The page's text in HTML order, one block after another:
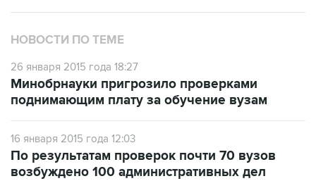
НОВОСТИ ПО ТЕМЕ
26 января 2015 года 18:27
Минобрнауки пригрозило проверками
поднимающим плату за обучение вузам
16 января 2015 года 12:03
По результатам проверок почти 70 вузов
возбуждено 100 административных дел